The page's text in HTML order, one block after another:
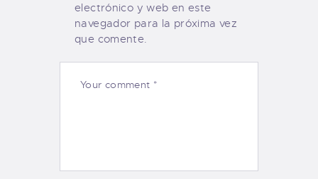
electrónico y web en este
navegador para la próxima vez
que comente.